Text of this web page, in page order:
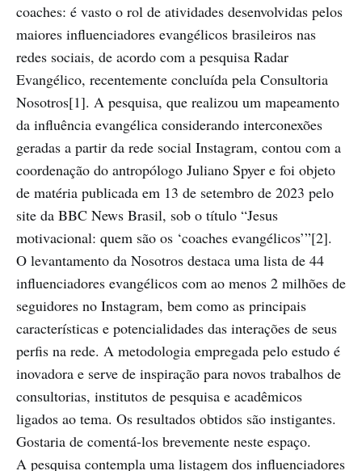
coaches: é vasto o rol de atividades desenvolvidas pelos
maiores influenciadores evangélicos brasileiros nas
redes sociais, de acordo com a pesquisa Radar
Evangélico, recentemente concluída pela Consultoria
Nosotros[1]. A pesquisa, que realizou um mapeamento
da influência evangélica considerando interconexões
geradas a partir da rede social Instagram, contou com a
coordenação do antropólogo Juliano Spyer e foi objeto
de matéria publicada em 13 de setembro de 2023 pelo
site da BBC News Brasil, sob o título “Jesus
motivacional: quem são os ‘coaches evangélicos’”[2].
O levantamento da Nosotros destaca uma lista de 44
influenciadores evangélicos com ao menos 2 milhões de
seguidores no Instagram, bem como as principais
características e potencialidades das interações de seus
perfis na rede. A metodologia empregada pelo estudo é
inovadora e serve de inspiração para novos trabalhos de
consultorias, institutos de pesquisa e acadêmicos
ligados ao tema. Os resultados obtidos são instigantes.
Gostaria de comentá-los brevemente neste espaço.
A pesquisa contempla uma listagem dos influenciadores